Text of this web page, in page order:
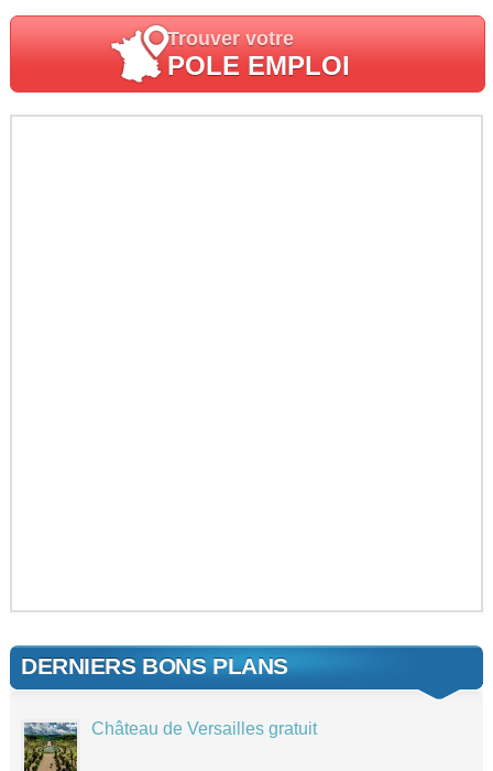
Trouver votre
POLE EMPLOI
DERNIERS BONS PLANS
Château de Versailles gratuit